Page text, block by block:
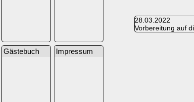
Gästebuch Impressum
28.03.2022
Vorbereitung auf